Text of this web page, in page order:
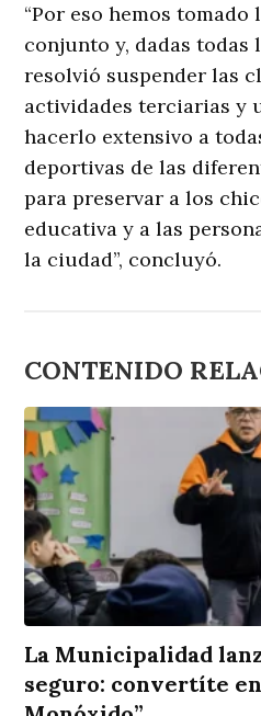
“Por eso hemos tomado
conjunto y, dadas todas
resolvió suspender las
actividades terciarias y
hacerlo extensivo a
deportivas de las
para preservar a los
educativa y a las
la ciudad”, concluyó.
CONTENIDO
La Municipalidad
seguro: convertíte